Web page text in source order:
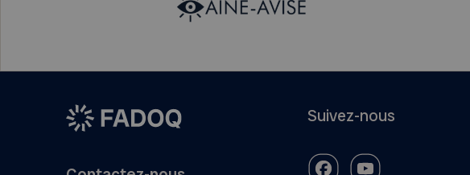
Suivez-nous